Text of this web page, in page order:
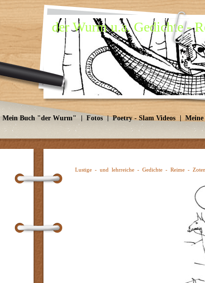
der Wurm u.a. Gedichte -
Mein Buch "der Wurm" Fotos Poetry - Slam Videos
Lustige - und lehrreiche - Gedichte - Reime -